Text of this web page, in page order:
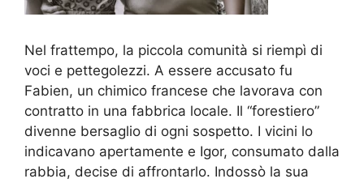
Nel frattempo, la piccola comunità si riempì di
voci e pettegolezzi. A essere accusato fu
Fabien, un chimico francese che lavorava con
contratto in una fabbrica locale. Il “forestiero”
divenne bersaglio di ogni sospetto. I vicini lo
indicavano apertamente e Igor, consumato dalla
rabbia, decise di affrontarlo. Indossò la sua